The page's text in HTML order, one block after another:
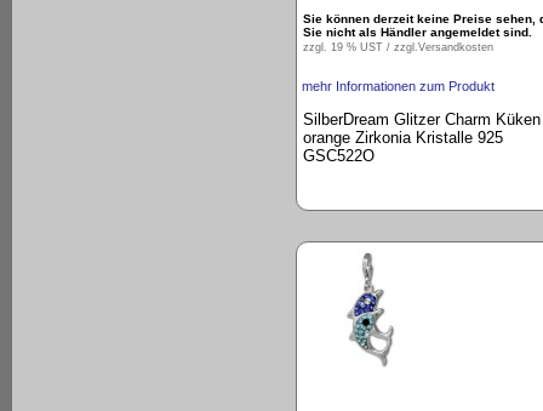
Sie können derzeit keine Preise sehen,
Sie nicht als Händler angemeldet sind.
zzgl. 19 % UST / zzgl. Versandkosten
mehr Informationen zum Produkt
SilberDream Glitzer Charm Küken
orange Zirkonia Kristalle 925
GSC522O